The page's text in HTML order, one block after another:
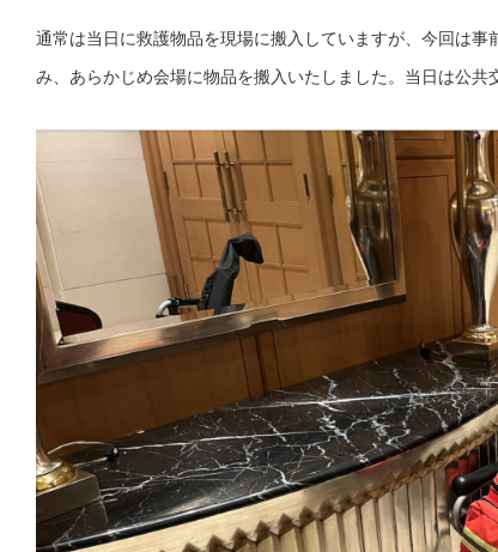
通常は当日に救護物品を現場に搬入していますが、今回は
み、あらかじめ会場に物品を搬入いたしました。当日は公共